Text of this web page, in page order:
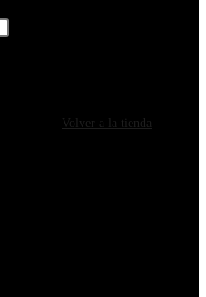
Volver a la tienda